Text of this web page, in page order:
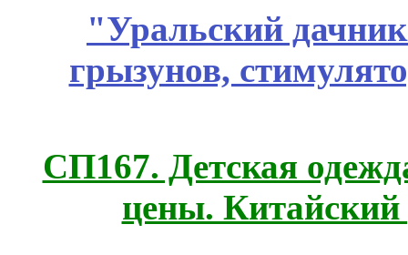
"Уральский
грызунов,
СП167. Детская
цены.